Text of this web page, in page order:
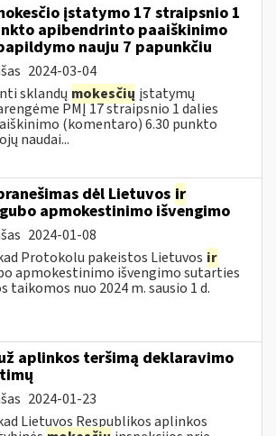
įstatymo 17 straipsnio 1
apibendrinto paaiškinimo
nauju 7 papunkčiu
2024-03-04
sklandų mokesčių įstatymų
PMĮ 17 straipsnio 1 dalies
(komentaro) 6.30 punkto
naudai...
dėl Lietuvos ir
apmokestinimo išvengimo
2024-01-08
Protokolu pakeistos Lietuvos ir
apmokestinimo išvengimo sutarties
taikomos nuo 2024 m. sausio 1 d.
aplinkos teršimą deklaravimo
2024-01-23
Lietuvos Respublikos aplinkos